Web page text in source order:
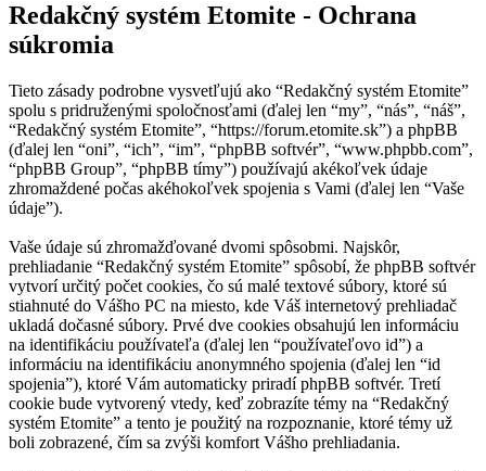
Redakčný systém Etomite - Ochrana
súkromia
Tieto zásady podrobne vysvetľujú ako “Redakčný systém Etomite”
spolu s pridruženými spoločnosťami (ďalej len “my”, “nás”, “náš”,
“Redakčný systém Etomite”, “https://forum.etomite.sk”) a phpBB
(ďalej len “oni”, “ich”, “im”, “phpBB softvér”, “www.phpbb.com”,
“phpBB Group”, “phpBB tímy”) používajú akékoľvek údaje
zhromaždené počas akéhokoľvek spojenia s Vami (ďalej len “Vaše
údaje”).
Vaše údaje sú zhromažďované dvomi spôsobmi. Najskôr,
prehliadanie “Redakčný systém Etomite” spôsobí, že phpBB softvér
vytvorí určitý počet cookies, čo sú malé textové súbory, ktoré sú
stiahnuté do Vášho PC na miesto, kde Váš internetový prehliadač
ukladá dočasné súbory. Prvé dve cookies obsahujú len informáciu
na identifikáciu používateľa (ďalej len “používateľovo id”) a
informáciu na identifikáciu anonymného spojenia (ďalej len “id
spojenia”), ktoré Vám automaticky priradí phpBB softvér. Tretí
cookie bude vytvorený vtedy, keď zobrazíte témy na “Redakčný
systém Etomite” a tento je použitý na rozpoznanie, ktoré témy už
boli zobrazené, čím sa zvýši komfort Vášho prehliadania.